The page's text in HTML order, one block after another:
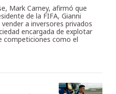
Mark Carney, afirmó que
de la FIFA, Gianni
a inversores privados
encargada de explotar
competiciones como el